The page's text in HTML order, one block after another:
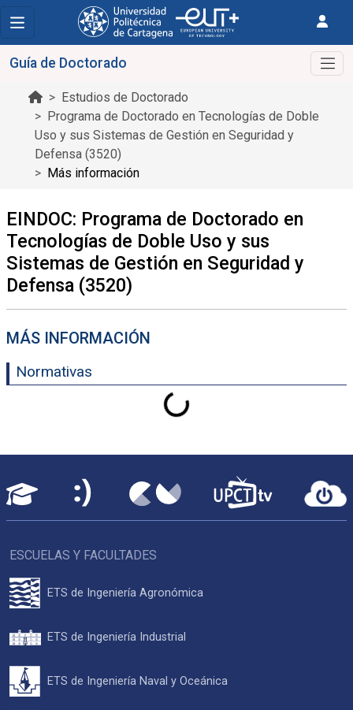
Estudios de Doctorado
Programa de Doctorado en Tecnologías de Doble
Uso y sus Sistemas de Gestión en Seguridad y
Defensa (3520)
Más información
Guía de Doctorado
EINDOC: Programa de Doctorado en
Tecnologías de Doble Uso y sus
Sistemas de Gestión en Seguridad y
Defensa (3520)
MÁS INFORMACIÓN
Normativas
Cargando...
ESCUELAS Y FACULTADES
ETS de Ingeniería Agronómica
ETS de Ingeniería Industrial
ETS de Ingeniería Naval y Oceánica